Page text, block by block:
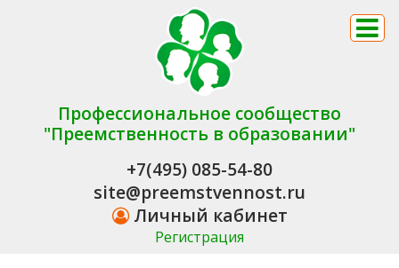
Профессиональное сообщество
"Преемственность в образовании"
+7(495) 085-54-80
site@preemstvennost.ru
Личный кабинет
Регистрация